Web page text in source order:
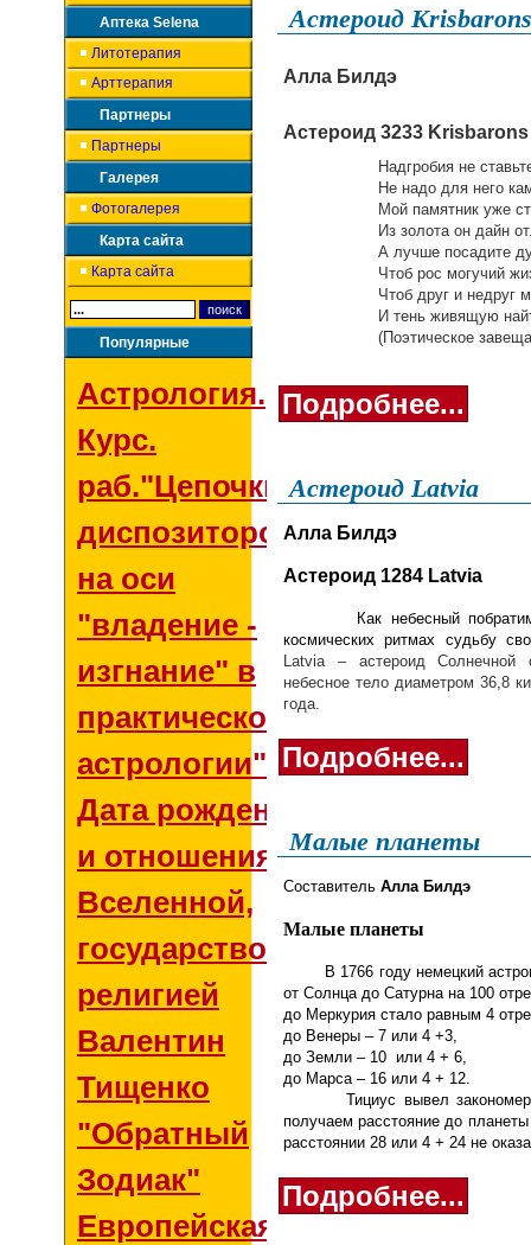
Аптека Selena
Литотерапия
Арттерапия
Партнеры
Партнеры
Галерея
Фотогалерея
Карта сайта
Карта сайта
Популярные
Астрология.
Курс.
раб."Цепочки
диспозиторов
на оси
"владение -
изгнание" в
практической
астрологии"
Дата рождения
и отношения со
Вселенной,
государством и
религией
Валентин
Тищенко
"Обратный
Зодиак"
Европейская
Астероид Krisbarons
Алла Билдэ
Астероид 3233 Krisbarons
Надгробия не
Не надо для него
Мой памятник уже
Из золота он дайн
А лучше посадите
Чтоб рос могучий
Чтоб друг и недруг
И тень живящую
(Поэтическое
Подробнее...
Астероид Latvia
Алла Билдэ
Астероид 1284 Latvia
Как небесный побратим
космических ритмах судьбу
Latvia – астероид Солнечной
небесное тело диаметром 36,8
года.
Подробнее...
Малые планеты
Составитель Алла Билдэ
Малые планеты
В 1766 году немецкий
от Солнца до Сатурна на 100
до Меркурия стало равным 4
до Венеры – 7 или 4 +3,
до Земли – 10 или 4 + 6,
до Марса – 16 или 4 + 12.
Тициус вывел
получаем расстояние до
расстоянии 28 или 4 + 24 не
Подробнее...